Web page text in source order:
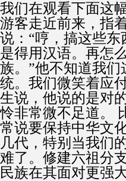
我们在观看下面这
游客走近前来，指
说：“哼，搞这些
是得用汉语。再怎
族。”他不知道我
统。我们微笑着应
生说，他说的是对
怜非常微不足道。
常说要保持中华文
几代，特别当我们
难了。修建六祖分
民族在其面对更强